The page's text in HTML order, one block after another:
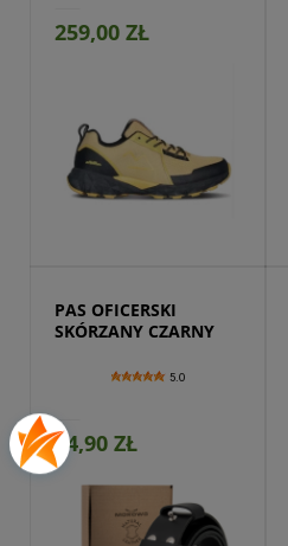
259,00 ZŁ
PAS OFICERSKI
SKÓRZANY CZARNY
5.0
64,90 ZŁ